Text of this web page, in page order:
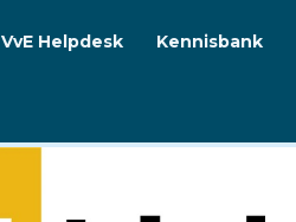
VvE Helpdesk Kennisbank